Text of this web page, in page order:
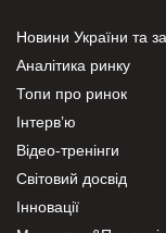
Новини України та
Аналітика ринку
Топи про ринок
Інтерв’ю
Відео-тренінги
Світовий досвід
Інновації